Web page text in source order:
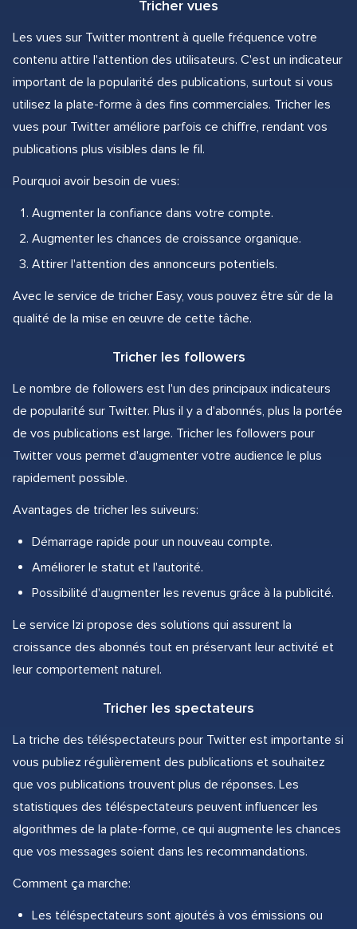
Tricher vues
Les vues sur Twitter montrent à quelle fréquence votre
contenu attire l'attention des utilisateurs. C'est un indicateur
important de la popularité des publications, surtout si vous
utilisez la plate-forme à des fins commerciales. Tricher les
vues pour Twitter améliore parfois ce chiffre, rendant vos
publications plus visibles dans le fil.
Pourquoi avoir besoin de vues:
Augmenter la confiance dans votre compte.
Augmenter les chances de croissance organique.
Attirer l'attention des annonceurs potentiels.
Avec le service de tricher Easy, vous pouvez être sûr de la
qualité de la mise en œuvre de cette tâche.
Tricher les followers
Le nombre de followers est l'un des principaux indicateurs
de popularité sur Twitter. Plus il y a d'abonnés, plus la portée
de vos publications est large. Tricher les followers pour
Twitter vous permet d'augmenter votre audience le plus
rapidement possible.
Avantages de tricher les suiveurs:
Démarrage rapide pour un nouveau compte.
Améliorer le statut et l'autorité.
Possibilité d'augmenter les revenus grâce à la publicité.
Le service Izi propose des solutions qui assurent la
croissance des abonnés tout en préservant leur activité et
leur comportement naturel.
Tricher les spectateurs
La triche des téléspectateurs pour Twitter est importante si
vous publiez régulièrement des publications et souhaitez
que vos publications trouvent plus de réponses. Les
statistiques des téléspectateurs peuvent influencer les
algorithmes de la plate-forme, ce qui augmente les chances
que vos messages soient dans les recommandations.
Comment ça marche:
Les téléspectateurs sont ajoutés à vos émissions ou